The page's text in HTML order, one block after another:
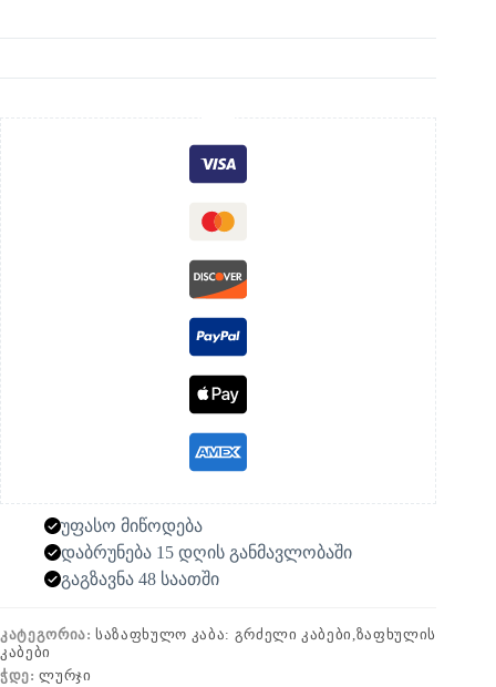
უფასო მიწოდება
დაბრუნება 15 დღის განმავლობაში
გაგზავნა 48 საათში
ᲙᲐᲢᲔᲒᲝᲠᲘᲐ:ᲡᲐᲖᲐᲤᲮᲣᲚᲝ ᲙᲐᲑᲐ: ᲒᲠᲫᲔᲚᲘ ᲙᲐᲑᲔᲑᲘ,ᲖᲐᲤᲮᲣᲚᲘᲡ
ᲙᲐᲑᲔᲑᲘ
ᲭᲓᲔ:ᲚᲣᲠᲯᲘ